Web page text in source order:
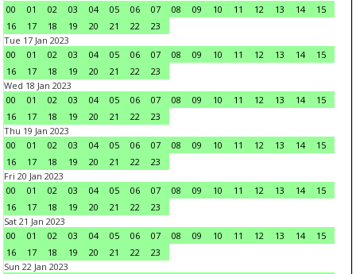
00
01 02 03 04 05 06 07 08 09 10 11 12 13 14
15
16
17 18 19 20 21 22
23
Tue 17 Jan 2023
00
01 02 03 04 05 06 07 08 09 10 11 12 13 14
15
16
17 18 19 20 21 22
23
Wed 18 Jan 2023
00
01 02 03 04 05 06 07 08 09 10 11 12 13 14
15
16
17 18 19 20 21 22
23
Thu 19 Jan 2023
00
01 02 03 04 05 06 07 08 09 10 11 12 13 14
15
16
17 18 19 20 21 22
23
Fri 20 Jan 2023
00
01 02 03 04 05 06 07 08 09 10 11 12 13 14
15
16
17 18 19 20 21 22
23
Sat 21 Jan 2023
00
01 02 03 04 05 06 07 08 09 10 11 12 13 14
15
16
17 18 19 20 21 22
23
Sun 22 Jan 2023